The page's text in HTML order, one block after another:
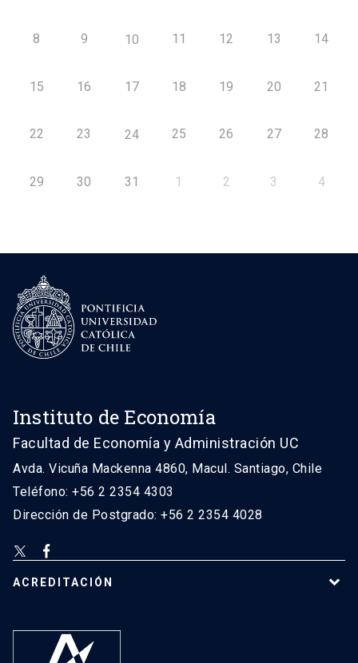
8 9 10 11 12 13 14
15 16 17 18 19 20 21
22 23 24 25 26 27 28
29 30 31 1 2 3 4
Instituto de Economía
Facultad de Economía y Administración UC
Avda. Vicuña Mackenna 4860, Macul. Santiago, Chile
Teléfono: +56 2 2354 4303
Dirección de Postgrado: +56 2 2354 4028
ACREDITACIÓN